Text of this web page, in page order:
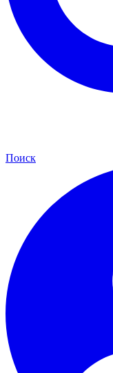
Поиск